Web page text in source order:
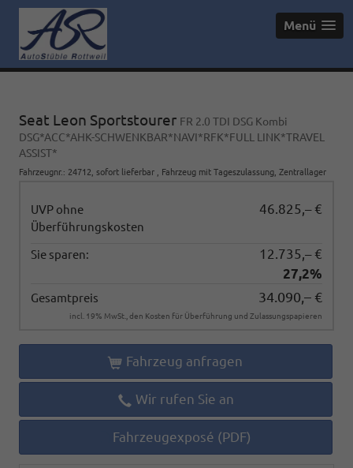
Menü
Seat Leon Sportstourer FR 2.0 TDI DSG Kombi
DSG*ACC*AHK-SCHWENKBAR*NAVI*RFK*FULL LINK*TRAVEL
ASSIST*
Fahrzeugnr. : 24712 sofort lieferbar Fahrzeug mit Tageszulassung , Zentrallager
UVP ohne
Überführungskosten
46.825,– €
Sie sparen:
12.735,– €
27,2%
Gesamtpreis 34.090,– €
incl. 19% MwSt., den Kosten für Überführung und Zulassungspapieren
Fahrzeug anfragen
Wir rufen Sie an
Fahrzeugexposé (PDF)